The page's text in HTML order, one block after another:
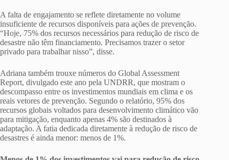
A falta de engajamento se reflete diretamente no volume
insuficiente de recursos disponíveis para ações de prevenção.
“Hoje, 75% dos recursos necessários para redução de risco de
desastre não têm financiamento. Precisamos trazer o setor
privado para trabalhar nisso”, disse.
Adriana também trouxe números do Global Assessment
Report, divulgado este ano pela UNDRR, que mostram o
descompasso entre os investimentos mundiais em clima e os
reais vetores de prevenção. Segundo o relatório, 95% dos
recursos globais voltados para desenvolvimento climático vão
para mitigação, enquanto apenas 4% são destinados à
adaptação. A fatia dedicada diretamente à redução de risco de
desastres é ainda menor: menos de 1%.